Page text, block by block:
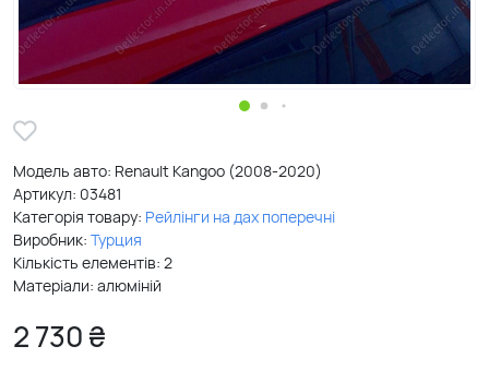
Модель авто: Renault Kangoo (2008-2020)
Артикул: 03481
Категорія товару: Рейлінги на дах поперечні
Виробник: Турция
Кількість елементів: 2
Матеріали: алюміній
2 730 ₴